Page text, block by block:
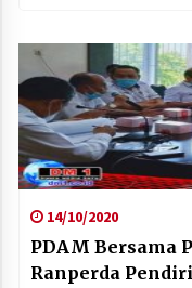
14/10/2020
PDAM Bersama
Ranperda